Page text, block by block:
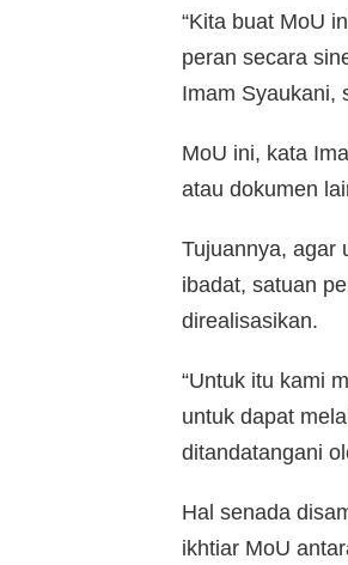
“Kita buat MoU
peran secara
Imam Syaukani,
MoU ini, kata
atau dokumen
Tujuannya, agar
ibadat, satuan
direalisasikan.
“Untuk itu kami
untuk dapat
ditandatangani
Hal senada
ikhtiar MoU